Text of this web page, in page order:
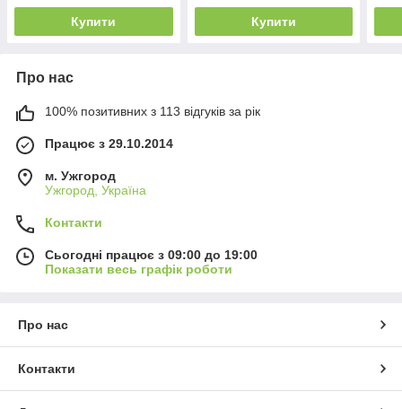
Купити Купити
Про нас
100% позитивних з 113 відгуків за рік
Працює з 29.10.2014
м. Ужгород
Ужгород, Україна
Контакти
Сьогодні працює з 09:00 до 19:00
Показати весь графік роботи
Про нас
Контакти